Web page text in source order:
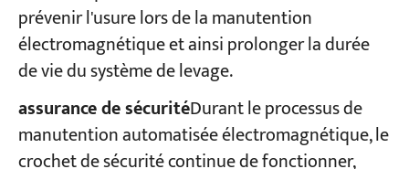
prévenir l'usure lors de la manutention
électromagnétique et ainsi prolonger la durée
de vie du système de levage.
assurance de sécuritéDurant le processus de
manutention automatisée électromagnétique, le
crochet de sécurité continue de fonctionner,